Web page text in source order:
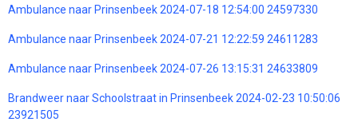
Ambulance naar Prinsenbeek 2024-07-18 12:54:00 24597330
Ambulance naar Prinsenbeek 2024-07-21 12:22:59 24611283
Ambulance naar Prinsenbeek 2024-07-26 13:15:31 24633809
Brandweer naar Schoolstraat in Prinsenbeek 2024-02-23 10:50:06
23921505